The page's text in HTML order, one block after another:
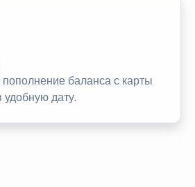
баланса с карты
удобную дату.